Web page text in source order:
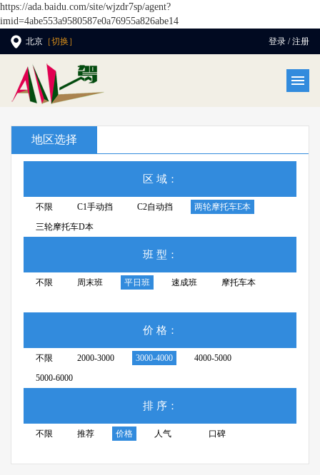
https://ada.baidu.com/site/wjzdr7sp/agent?
imid=4abe553a9580587e0a76955a826abe14
北京 ［切换］ 登录 / 注册
地区选择
区 域：
不限 C1手动挡 C2自动挡
两轮摩托车E本
三轮摩托车D本
班 型：
不限 周末班 平日班 速成班 摩托车本
价 格：
不限 2000-3000 3000-4000
4000-5000
5000-6000
排 序：
不限 推荐 价格 人气 口碑